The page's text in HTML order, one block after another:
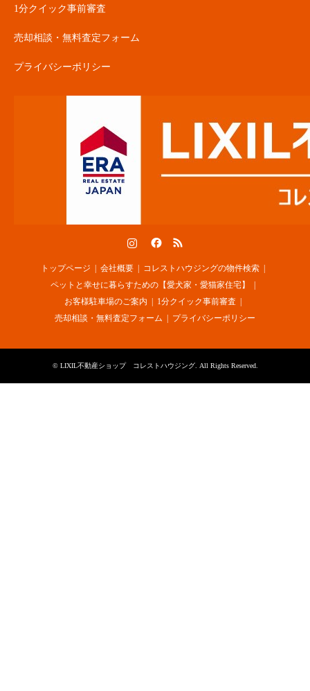
1分クイック事前審査
売却相談・無料査定フォーム
プライバシーポリシー
トップページ 会社概要
コレストハウジングの物件検索
ペットと幸せに暮らすための【愛犬家・愛猫家住宅】
お客様駐車場のご案内
1分クイック事前審査
売却相談・無料査定フォーム
プライバシーポリシー
© LIXIL不動産ショップ コレストハウジング. All Rights Reserved.